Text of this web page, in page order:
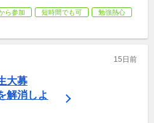
ら参加 短時間でも可
勉強熱心
15日前
大募
解消しよ